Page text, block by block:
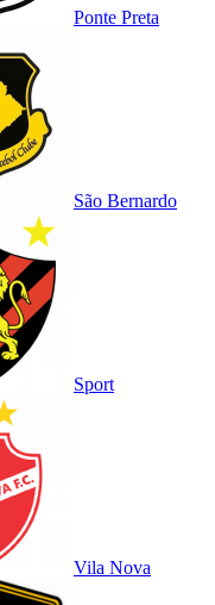
Ponte Preta
São Bernardo
Sport
Vila Nova